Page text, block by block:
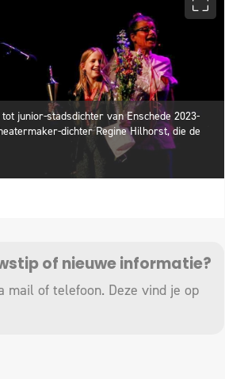
junior-stadsdichter van Enschede 2023-
dichter Regine Hilhorst, die de
of nieuwe informatie?
mail of telefoon. Deze vind je op